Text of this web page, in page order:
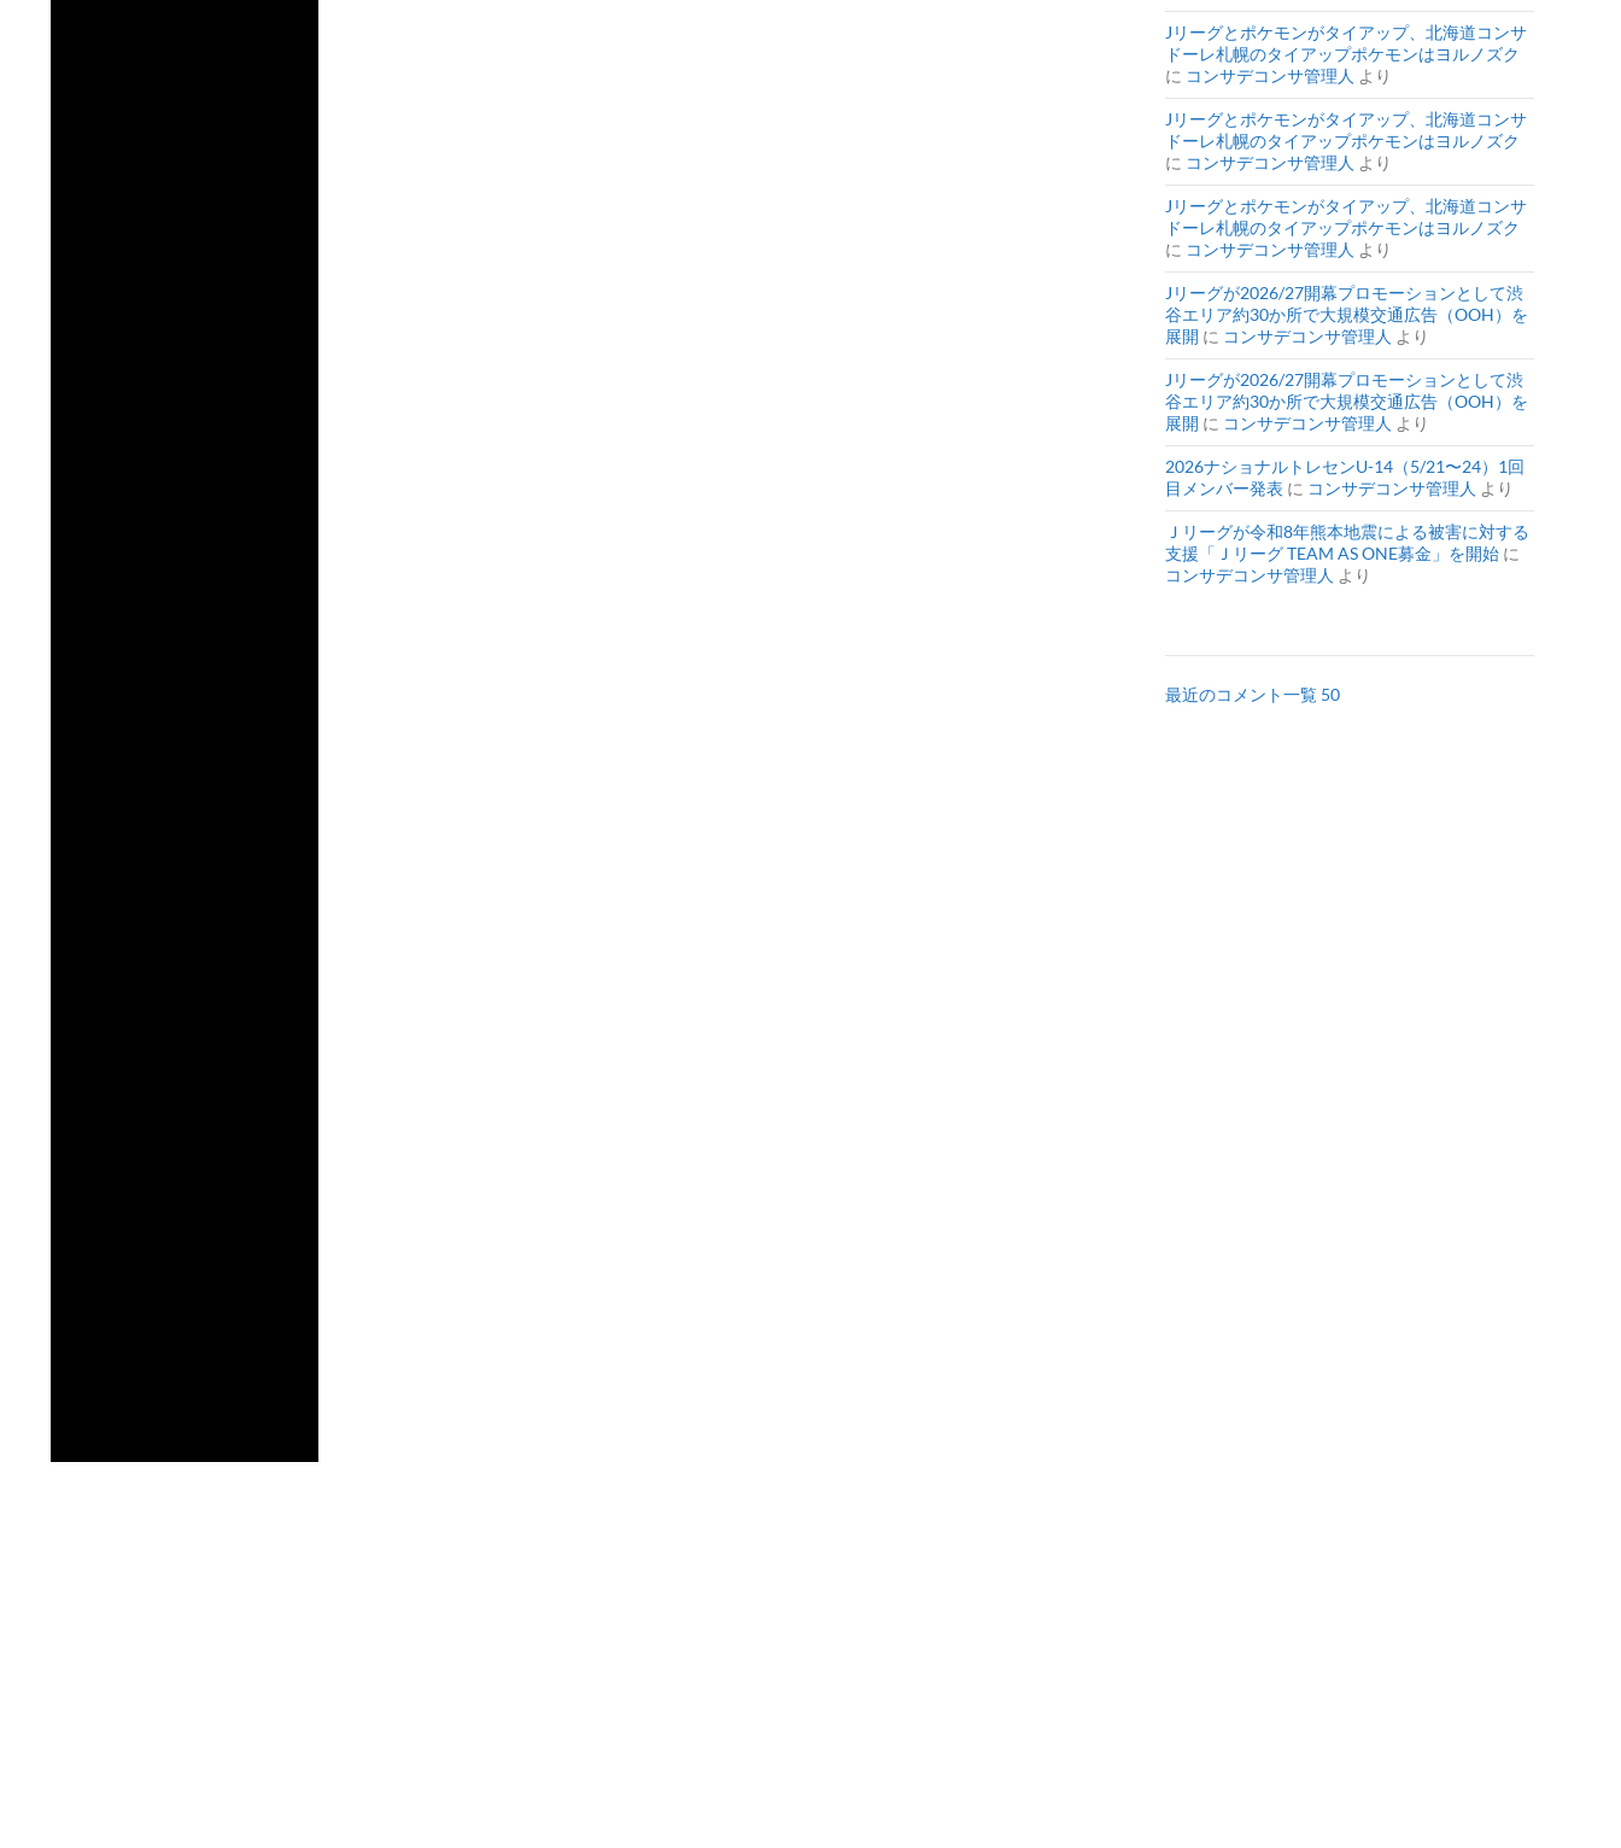
Jリーグとポケモンがタイアップ、北海道コンサ
ドーレ札幌のタイアップポケモンはヨルノズク
に コンサデコンサ管理人 より
Jリーグとポケモンがタイアップ、北海道コンサ
ドーレ札幌のタイアップポケモンはヨルノズク
に コンサデコンサ管理人 より
Jリーグとポケモンがタイアップ、北海道コンサ
ドーレ札幌のタイアップポケモンはヨルノズク
に コンサデコンサ管理人 より
Jリーグが2026/27開幕プロモーションとして渋
谷エリア約30か所で大規模交通広告（OOH）を
展開 に コンサデコンサ管理人 より
Jリーグが2026/27開幕プロモーションとして渋
谷エリア約30か所で大規模交通広告（OOH）を
展開 に コンサデコンサ管理人 より
2026ナショナルトレセンU-14（5/21〜24）1回
目メンバー発表 に コンサデコンサ管理人 より
Ｊリーグが令和8年熊本地震による被害に対する
支援「Ｊリーグ TEAM AS ONE募金」を開始 に
コンサデコンサ管理人 より
最近のコメント一覧 50